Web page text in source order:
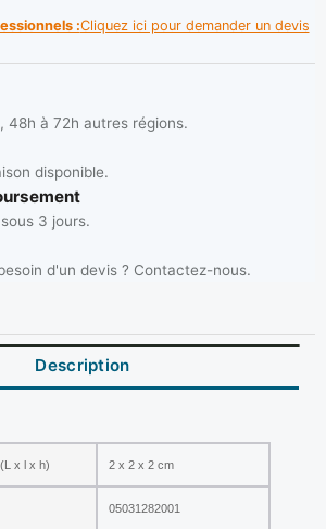
:Cliquez ici pour demander un devis
48h à 72h autres régions.
disponible.
3 jours.
d'un devis ? Contactez-nous.
Description
x l x h) 2 x 2 x 2 cm
05031282001